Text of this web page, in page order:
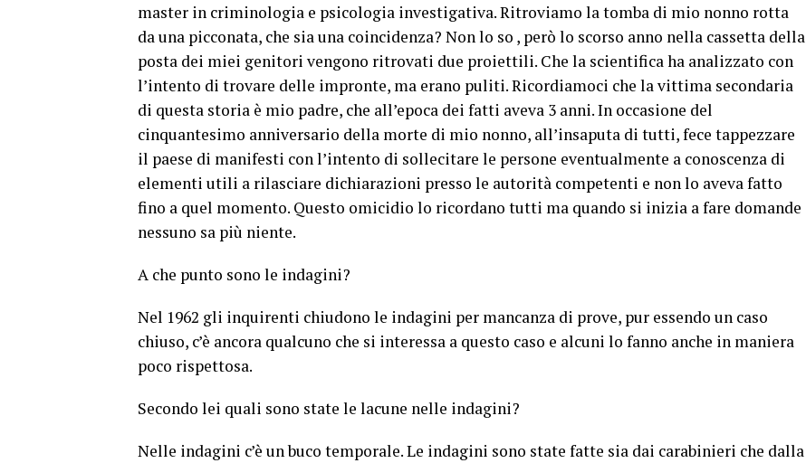
master in criminologia e psicologia investigativa. Ritroviamo la tomba di mio nonno rotta
da una picconata, che sia una coincidenza? Non lo so , però lo scorso anno nella cassetta della
posta dei miei genitori vengono ritrovati due proiettili. Che la scientifica ha analizzato con
l’intento di trovare delle impronte, ma erano puliti. Ricordiamoci che la vittima secondaria
di questa storia è mio padre, che all’epoca dei fatti aveva 3 anni. In occasione del
cinquantesimo anniversario della morte di mio nonno, all’insaputa di tutti, fece tappezzare
il paese di manifesti con l’intento di sollecitare le persone eventualmente a conoscenza di
elementi utili a rilasciare dichiarazioni presso le autorità competenti e non lo aveva fatto
fino a quel momento. Questo omicidio lo ricordano tutti ma quando si inizia a fare domande
nessuno sa più niente.
A che punto sono le indagini?
Nel 1962 gli inquirenti chiudono le indagini per mancanza di prove, pur essendo un caso
chiuso, c’è ancora qualcuno che si interessa a questo caso e alcuni lo fanno anche in maniera
poco rispettosa.
Secondo lei quali sono state le lacune nelle indagini?
Nelle indagini c’è un buco temporale. Le indagini sono state fatte sia dai carabinieri che dalla